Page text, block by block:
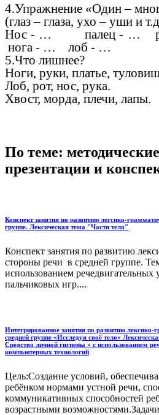
4.Упражнение «Один –
(глаз – глаза, ухо – уши и
Нос - … палец - …
нога - … лоб - …
5.Что лишнее?
Ноги, руки, платье,
Лоб, рот, нос, рука.
Хвост, морда, плечи, лапы.
По теме:
презентации и
Конспект занятия по развитию легсико-
группе. Лексическая тема "Части тела"
Конспект занятия по развитию
стороны речи в средней группе.
использованием
пальчиковых игр....
Интегрированное занятия по развитию
средней группе «Исследуя своё тело»
Средство личной гигиены » с использованием
компьютерных технологий
Цель:Создание условий,
ребёнком нормами устной речи,
коммуникативных способностей
возрастными